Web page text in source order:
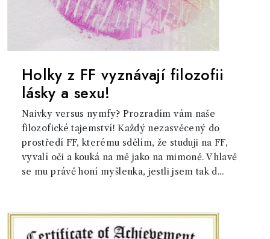
Holky z FF vyznávají filozofii
lásky a sexu!
Naivky versus nymfy? Prozradím vám naše
filozofické tajemství! Každý nezasvěcený do
prostředí FF, kterému sdělím, že studuji na FF,
vyvalí oči a kouká na mě jako na mimoně. V hlavě
se mu právě honí myšlenka, jestli jsem tak d...